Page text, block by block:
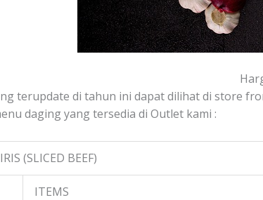
terupdate di tahun ini dapat dilihat di store
daging yang tersedia di Outlet kami :
(SLICED BEEF)
ITEMS